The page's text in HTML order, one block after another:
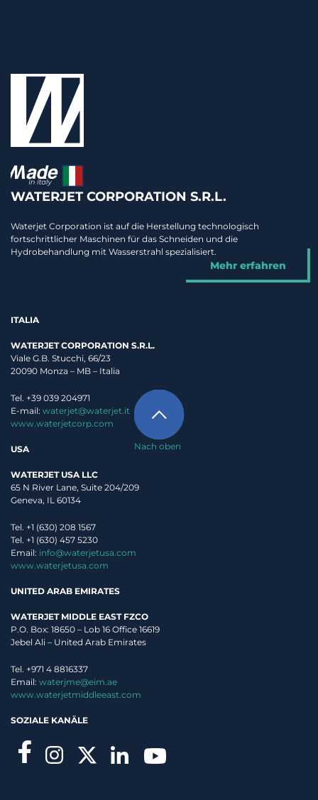
der Verwendung meiner persönlichen Daten durch Waterjet zu.
Diese Website ist durch reCAPTCHA geschützt und es gelten die
Nach oben
WATERJET CORPORATION S.R.L.
Waterjet Corporation ist auf die Herstellung technologisch
fortschrittlicher Maschinen für das Schneiden und die
Hydrobehandlung mit Wasserstrahl spezialisiert.
Mehr erfahren
ITALIA
WATERJET CORPORATION S.R.L.
Viale G.B. Stucchi, 66/23
20090 Monza – MB – Italia
Tel. +39 039 204971
E-mail: waterjet@waterjet.it
www.waterjetcorp.com
USA
WATERJET USA LLC
65 N River Lane, Suite 204/209
Geneva, IL 60134
Tel. +1 (630) 208 1567
Tel. +1 (630) 457 5230
Email: info@waterjetusa.com
www.waterjetusa.com
UNITED ARAB EMIRATES
WATERJET MIDDLE EAST FZCO
P.O. Box: 18650 – Lob 16 Office 16619
Jebel Ali – United Arab Emirates
Tel. +971 4 8816337
Email: waterjme@eim.ae
www.waterjetmiddleeast.com
SOZIALE KANÄLE